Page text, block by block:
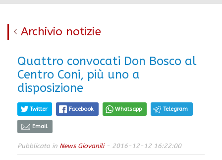
Archivio notizie
Quattro convocati Don Bosco al
Centro Coni, più uno a
disposizione
Twitter Facebook Whatsapp Telegram
Email
Pubblicato in News Giovanili- 2016-12-12 16:22:00